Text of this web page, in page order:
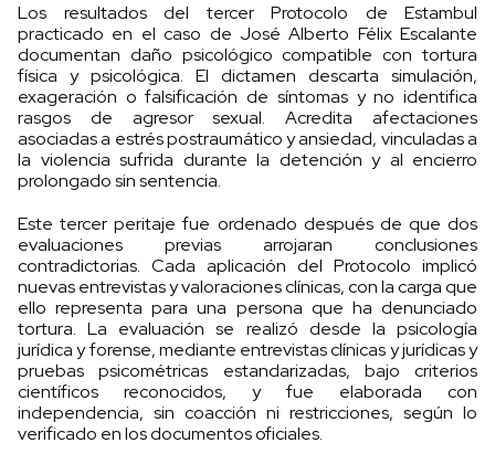
Los resultados del tercer Protocolo de Estambul
practicado en el caso de José Alberto Félix Escalante
documentan daño psicológico compatible con tortura
física y psicológica. El dictamen descarta simulación,
exageración o falsificación de síntomas y no identifica
rasgos de agresor sexual. Acredita afectaciones
asociadas a estrés postraumático y ansiedad, vinculadas a
la violencia sufrida durante la detención y al encierro
prolongado sin sentencia.
Este tercer peritaje fue ordenado después de que dos
evaluaciones previas arrojaran conclusiones
contradictorias. Cada aplicación del Protocolo implicó
nuevas entrevistas y valoraciones clínicas, con la carga que
ello representa para una persona que ha denunciado
tortura. La evaluación se realizó desde la psicología
jurídica y forense, mediante entrevistas clínicas y jurídicas y
pruebas psicométricas estandarizadas, bajo criterios
científicos reconocidos, y fue elaborada con
independencia, sin coacción ni restricciones, según lo
verificado en los documentos oficiales.